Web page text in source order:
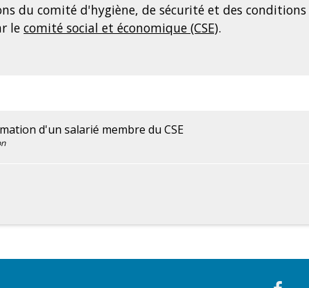
du comité d'hygiène, de sécurité et des
le comité social et économique (CSE).
d'un salarié membre du CSE